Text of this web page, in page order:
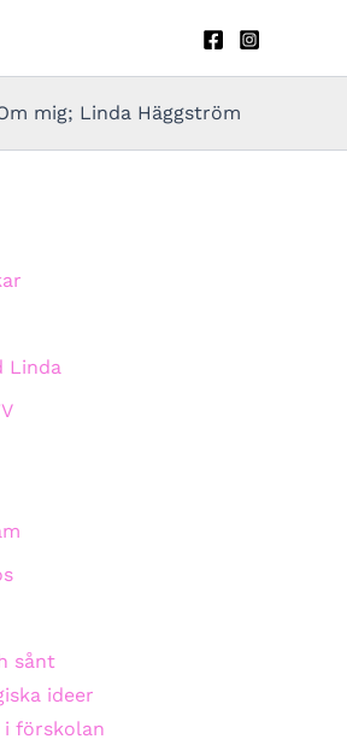
mig; Linda Häggström
Linda
sånt
ideer
i förskolan